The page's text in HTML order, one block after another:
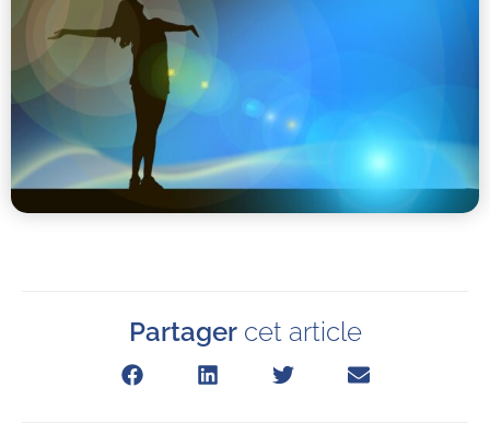
Partagercet article